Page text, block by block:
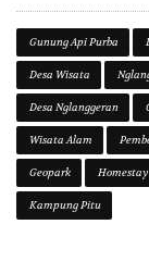
Gunung Api Purba
Desa Wisata
Desa Nglanggeran
Wisata Alam
Geopark Homestay
Kampung Pitu